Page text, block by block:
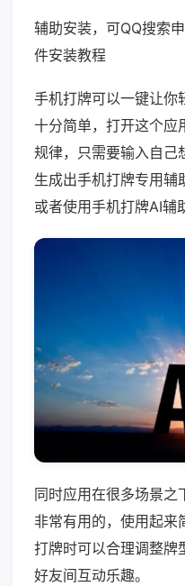
辅助安装，可QQ搜索
件安装教程
手机打牌可以一键让你
十分简单，打开这个应
规律，只需要输入自己
生成出手机打牌专用辅
或者使用手机打牌AI辅
同时应用在很多场景之
非常有用的，使用起来
打牌时可以合理调整牌
好友间互动乐趣。